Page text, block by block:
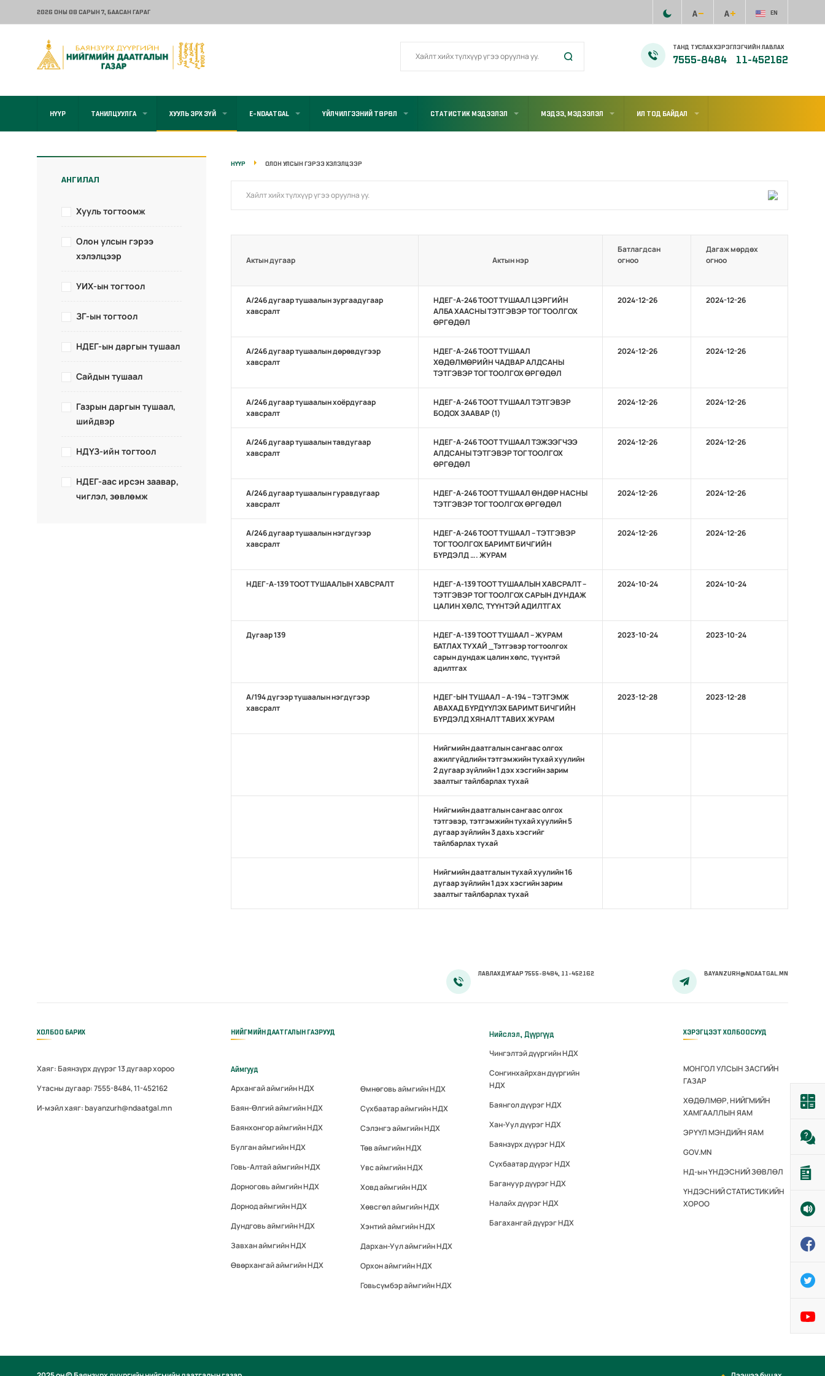
2026 ОНЫ 08 САРЫН 7, БААСАН ГАРАГ EN
ТАНД ТУСЛАХ ХЭРЭГЛЭГЧИЙН ЛАВЛАХ
7555-8484 11-452162
НҮҮР ТАНИЛЦУУЛГА ХУУЛЬ ЭРХ ЗҮЙ E-NDAATGAL ҮЙЛЧИЛГЭЭНИЙ ТӨРӨЛ СТАТИСТИК МЭДЭЭЛЭЛ МЭДЭЭ, МЭДЭЭЛЭЛ ИЛ ТОД БАЙДАЛ
АНГИЛАЛ
Хууль тогтоомж
Олон улсын гэрээ
хэлэлцээр
УИХ-ын тогтоол
ЗГ-ын тогтоол
НДЕГ-ын даргын тушаал
Сайдын тушаал
Газрын даргын тушаал,
шийдвэр
НДҮЗ-ийн тогтоол
НДЕГ-аас ирсэн заавар,
чиглэл, зөвлөмж
НҮҮР ОЛОН УЛСЫН ГЭРЭЭ ХЭЛЭЛЦЭЭР
Актын дугаар Актын нэр
Батлагдсан
огноо
Дагаж мөрдөх
огноо
А/246 дугаар тушаалын зургаадугаар
хавсралт
НДЕГ-А-246 ТООТ ТУШААЛ ЦЭРГИЙН
АЛБА ХААСНЫ ТЭТГЭВЭР ТОГТООЛГОХ
ӨРГӨДӨЛ
2024-12-26 2024-12-26
А/246 дугаар тушаалын дөрөвдүгээр
хавсралт
НДЕГ-А-246 ТООТ ТУШААЛ
ХӨДӨЛМӨРИЙН ЧАДВАР АЛДСАНЫ
ТЭТГЭВЭР ТОГТООЛГОХ ӨРГӨДӨЛ
2024-12-26 2024-12-26
А/246 дугаар тушаалын хоёрдугаар
хавсралт
НДЕГ-А-246 ТООТ ТУШААЛ ТЭТГЭВЭР
БОДОХ ЗААВАР (1)
2024-12-26 2024-12-26
А/246 дугаар тушаалын тавдугаар
хавсралт
НДЕГ-А-246 ТООТ ТУШААЛ ТЭЖЭЭГЧЭЭ
АЛДСАНЫ ТЭТГЭВЭР ТОГТООЛГОХ
ӨРГӨДӨЛ
2024-12-26 2024-12-26
А/246 дугаар тушаалын гуравдугаар
хавсралт
НДЕГ-А-246 ТООТ ТУШААЛ ӨНДӨР НАСНЫ
ТЭТГЭВЭР ТОГТООЛГОХ ӨРГӨДӨЛ
2024-12-26 2024-12-26
А/246 дугаар тушаалын нэгдүгээр
хавсралт
НДЕГ-А-246 ТООТ ТУШААЛ – ТЭТГЭВЭР
ТОГТООЛГОХ БАРИМТ БИЧГИЙН
БҮРДЭЛД …. ЖУРАМ
2024-12-26 2024-12-26
НДЕГ-А-139 ТООТ ТУШААЛЫН ХАВСРАЛТ
НДЕГ-А-139 ТООТ ТУШААЛЫН ХАВСРАЛТ –
ТЭТГЭВЭР ТОГТООЛГОХ САРЫН ДУНДАЖ
ЦАЛИН ХӨЛС, ТҮҮНТЭЙ АДИЛТГАХ
2024-10-24 2024-10-24
Дугаар 139
НДЕГ-А-139 ТООТ ТУШААЛ – ЖУРАМ
БАТЛАХ ТУХАЙ _Тэтгэвэр тогтоолгох
сарын дундаж цалин хөлс, түүнтэй
адилтгах
2023-10-24 2023-10-24
А/194 дүгээр тушаалын нэгдүгээр
хавсралт
НДЕГ-ЫН ТУШААЛ – А-194 – ТЭТГЭМЖ
АВАХАД БҮРДҮҮЛЭХ БАРИМТ БИЧГИЙН
БҮРДЭЛД ХЯНАЛТ ТАВИХ ЖУРАМ
2023-12-28 2023-12-28
Нийгмийн даатгалын сангаас олгох
ажилгүйдлийн тэтгэмжийн тухай хуулийн
2 дугаар зүйлийн 1 дэх хэсгийн зарим
заалтыг тайлбарлах тухай
Нийгмийн даатгалын сангаас олгох
тэтгэвэр, тэтгэмжийн тухай хуулийн 5
дугаар зүйлийн 3 дахь хэсгийг
тайлбарлах тухай
Нийгмийн даатгалын тухай хуулийн 16
дугаар зүйлийн 1 дэх хэсгийн зарим
заалтыг тайлбарлах тухай
ЛАВЛАХ ДУГААР 7555-8484, 11-452162 BAYANZURH@NDAATGAL.MN
ХОЛБОО БАРИХ
Хаяг: Баянзүрх дүүрэг 13 дугаар хороо
Утасны дугаар: 7555-8484, 11-452162
И-мэйл хаяг: bayanzurh@ndaatgal.mn
НИЙГМИЙН ДААТГАЛЫН ГАЗРУУД
Аймгууд
Архангай аймгийн НДХ
Баян-Өлгий аймгийн НДХ
Баянхонгор аймгийн НДХ
Булган аймгийн НДХ
Говь-Алтай аймгийн НДХ
Дорноговь аймгийн НДХ
Дорнод аймгийн НДХ
Дундговь аймгийн НДХ
Завхан аймгийн НДХ
Өвөрхангай аймгийн НДХ
Өмнөговь аймгийн НДХ
Сүхбаатар аймгийн НДХ
Сэлэнгэ аймгийн НДХ
Төв аймгийн НДХ
Увс аймгийн НДХ
Ховд аймгийн НДХ
Хөвсгөл аймгийн НДХ
Хэнтий аймгийн НДХ
Дархан-Уул аймгийн НДХ
Орхон аймгийн НДХ
Говьсүмбэр аймгийн НДХ
Нийслэл, Дүүргүүд
Чингэлтэй дүүргийн НДХ
Сонгинхайрхан дүүргийн
НДХ
Баянгол дүүрэг НДХ
Хан-Уул дүүрэг НДХ
Баянзүрх дүүрэг НДХ
Сүхбаатар дүүрэг НДХ
Багануур дүүрэг НДХ
Налайх дүүрэг НДХ
Багахангай дүүрэг НДХ
ХЭРЭГЦЭЭТ ХОЛБООСУУД
МОНГОЛ УЛСЫН ЗАСГИЙН
ГАЗАР
ХӨДӨЛМӨР, НИЙГМИЙН
ХАМГААЛЛЫН ЯАМ
ЭРҮҮЛ МЭНДИЙН ЯАМ
GOV.MN
НД-ын ҮНДЭСНИЙ ЗӨВЛӨЛ
ҮНДЭСНИЙ СТАТИСТИКИЙН
ХОРОО